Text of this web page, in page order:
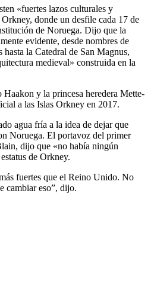
«fuertes lazos culturales y
donde un desfile cada 17 de
de Noruega. Dijo que la
evidente, desde nombres de
hasta la Catedral de San Magnus,
medieval» construida en la
y la princesa heredera Mette-
a las Islas Orkney en 2017.
agua fría a la idea de dejar que
Noruega. El portavoz del primer
dijo que «no había ningún
de Orkney.
fuertes que el Reino Unido. No
cambiar eso”, dijo.